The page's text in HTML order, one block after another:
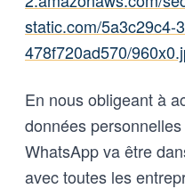
static.com/5a3c29c4-
478f720ad570/
En nous obligeant à
données
WhatsApp va être
avec toutes les